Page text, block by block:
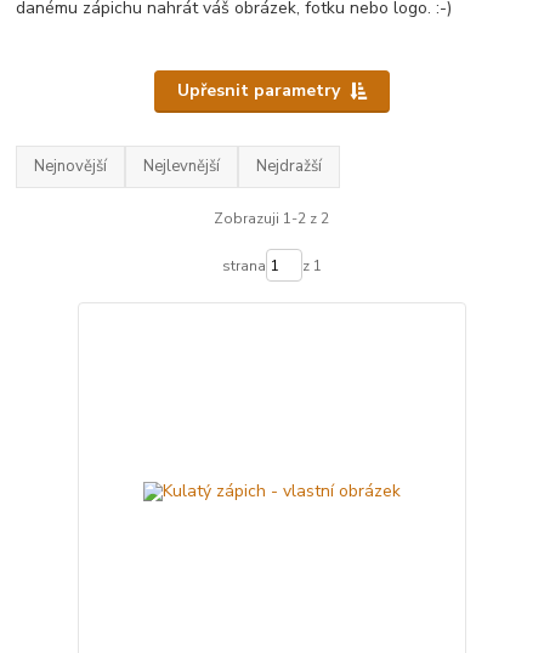
danému zápichu nahrát váš obrázek, fotku nebo logo. :-)
Upřesnit parametry
Nejnovější Nejlevnější Nejdražší
Zobrazuji 1-2 z 2
strana z 1